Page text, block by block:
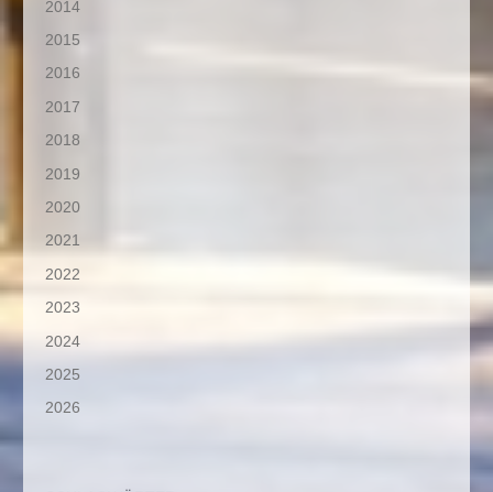
2014
2015
2016
2017
2018
2019
2020
2021
2022
2023
2024
2025
2026